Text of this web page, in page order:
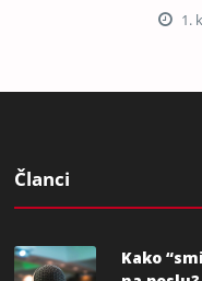
1.
Članci
Kako